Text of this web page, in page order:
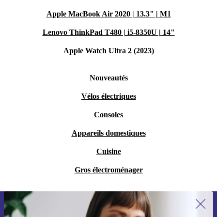
Apple MacBook Air 2020 | 13.3" | M1
Lenovo ThinkPad T480 | i5-8350U | 14"
Apple Watch Ultra 2 (2023)
Nouveautés
Vélos électriques
Consoles
Appareils domestiques
Cuisine
Gros électroménager
Recevoir offres et infos de refurbed